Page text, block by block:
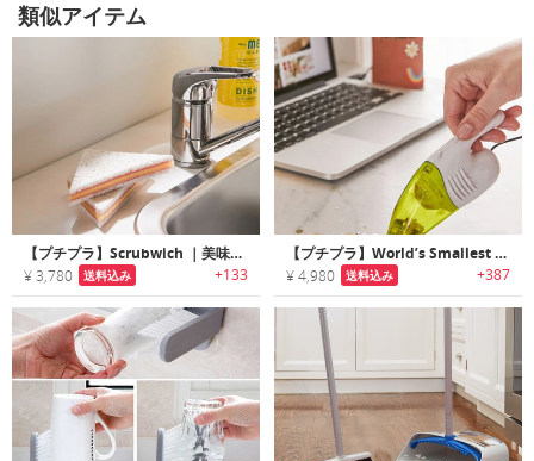
類似アイテム
【プチプラ】Scrubwich ｜美味しそうなサンドイッチデザインスポンジ
¥ 3,780 送料込み +133
【プチプラ】World’s Smallest Vacuum｜隙間やキーボードの掃除に最適な超小型掃除機
¥ 4,980 送料込み +387